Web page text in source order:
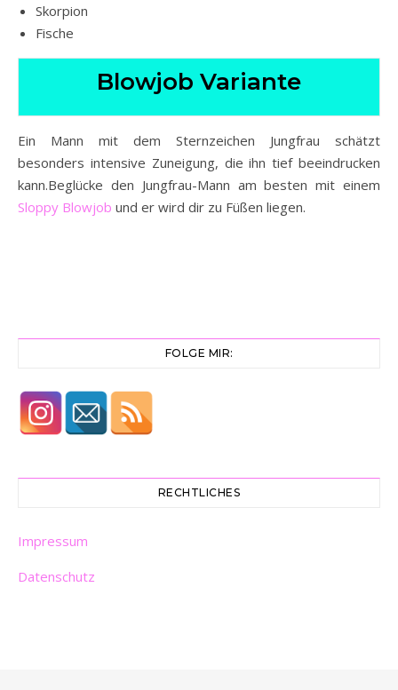
Skorpion
Fische
Blowjob Variante
Ein Mann mit dem Sternzeichen Jungfrau schätzt
besonders intensive Zuneigung, die ihn tief beeindrucken
kann.Beglücke den Jungfrau-Mann am besten mit einem
Sloppy Blowjob und er wird dir zu Füßen liegen.
FOLGE MIR:
RECHTLICHES
Impressum
Datenschutz